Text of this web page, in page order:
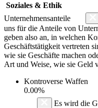
Soziales & Ethik
Unternehmensanteile
uns für die Anteile von
geben also an, in welchen
Geschäftstätigkeit vertreten
wie sie Geschäfte machen
Art und Weise, wie sie Geld
Kontroverse Waffen
0.00%
Es wird die